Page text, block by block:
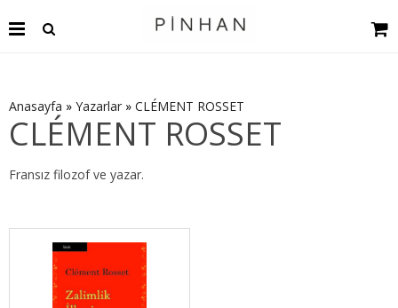
Anasayfa » Yazarlar » CLÉMENT ROSSET
CLÉMENT ROSSET
Fransız filozof ve yazar.